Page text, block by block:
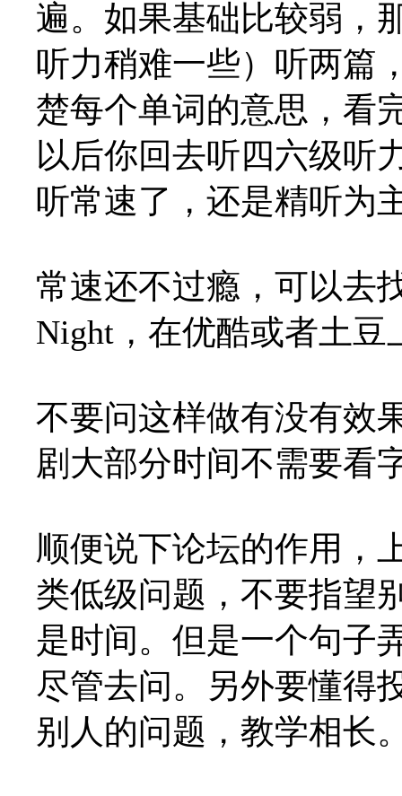
遍。如果基础比较弱，
听力稍难一些）听两篇
楚每个单词的意思，看
以后你回去听四六级听
听常速了，还是精听为
常速还不过瘾，可以去
Night，在优酷或者土豆
不要问这样做有没有效
剧大部分时间不需要看
顺便说下论坛的作用，
类低级问题，不要指望
是时间。但是一个句子
尽管去问。另外要懂得
别人的问题，教学相长